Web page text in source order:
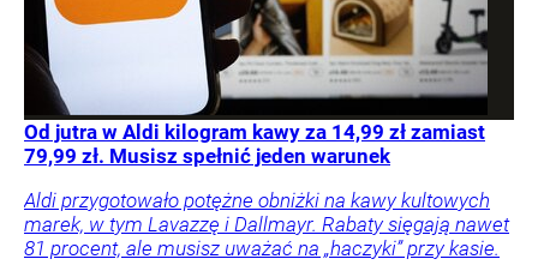
Od jutra w Aldi kilogram kawy za 14,99 zł zamiast
79,99 zł. Musisz spełnić jeden warunek
Aldi przygotowało potężne obniżki na kawy kultowych
marek, w tym Lavazzę i Dallmayr. Rabaty sięgają nawet
81 procent, ale musisz uważać na „haczyki” przy kasie.